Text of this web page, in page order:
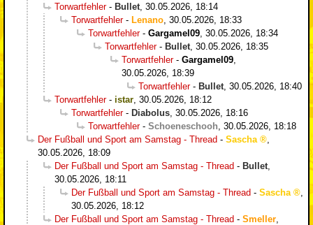
Torwartfehler- Bullet 30.05.2026, 18:14
Torwartfehler- Lenano 30.05.2026, 18:33
Torwartfehler- Gargamel09 30.05.2026, 18:34
Torwartfehler- Bullet 30.05.2026, 18:35
Torwartfehler- Gargamel09
30.05.2026, 18:39
Torwartfehler- Bullet 30.05.2026, 18:40
Torwartfehler- istar 30.05.2026, 18:12
Torwartfehler- Diabolus 30.05.2026, 18:16
Torwartfehler- Schoeneschooh 30.05.2026, 18:18
Der Fußball und Sport am Samstag - Thread - Sascha
30.05.2026, 18:09
Der Fußball und Sport am Samstag - Thread - Bullet
30.05.2026, 18:11
Der Fußball und Sport am Samstag - Thread - Sascha
30.05.2026, 18:12
Der Fußball und Sport am Samstag - Thread - Smeller